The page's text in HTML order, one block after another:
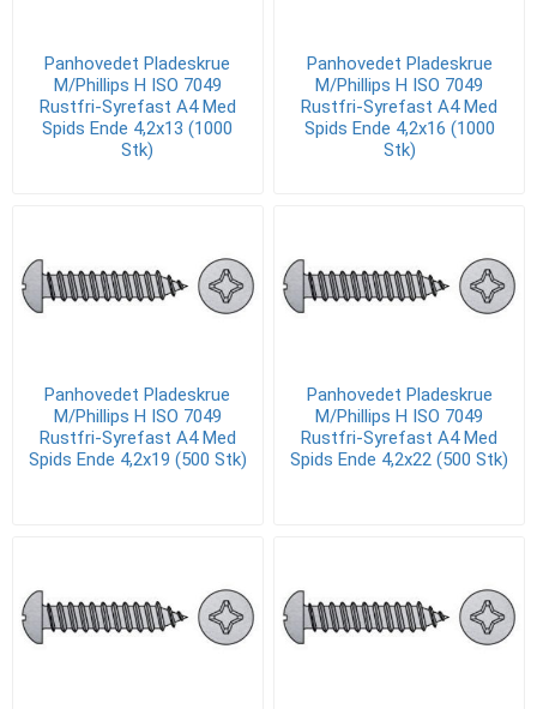
Panhovedet Pladeskrue
M/Phillips H ISO 7049
Rustfri-Syrefast A4 Med
Spids Ende 4,2x13 (1000
Stk)
Panhovedet Pladeskrue
M/Phillips H ISO 7049
Rustfri-Syrefast A4 Med
Spids Ende 4,2x16 (1000
Stk)
Panhovedet Pladeskrue
M/Phillips H ISO 7049
Rustfri-Syrefast A4 Med
Spids Ende 4,2x19 (500 Stk)
Panhovedet Pladeskrue
M/Phillips H ISO 7049
Rustfri-Syrefast A4 Med
Spids Ende 4,2x22 (500 Stk)